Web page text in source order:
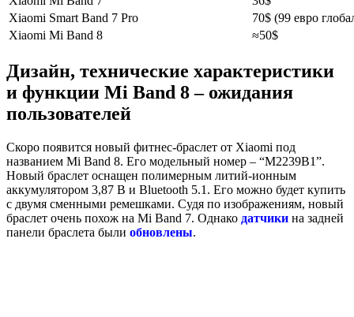
Xiaomi Smart Band 7 Pro
70$ (99 евро
Xiaomi Mi Band 8
≈50$
Дизайн, технические характеристики
и функции Mi Band 8 – ожидания
пользователей
Скоро появится новый фитнес-браслет от Xiaomi под
названием Mi Band 8. Его модельный номер – “M2239B1”.
Новый браслет оснащен полимерным литий-ионным
аккумулятором 3,87 В и Bluetooth 5.1. Его можно будет купить
с двумя сменными ремешками. Судя по изображениям, новый
браслет очень похож на Mi Band 7. Однако датчики на задней
панели браслета были обновлены.